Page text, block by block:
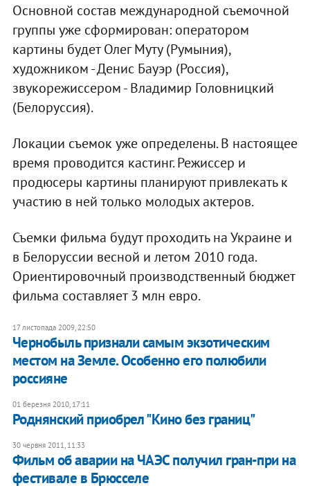
Основной состав международной съемочной
группы уже сформирован: оператором
картины будет Олег Муту (Румыния),
художником - Денис Бауэр (Россия),
звукорежиссером - Владимир Головницкий
(Белоруссия).
Локации съемок уже определены. В настоящее
время проводится каcтинг. Режиссер и
продюсеры картины планируют привлекать к
участию в ней только молодых актеров.
Съемки фильма будут проходить на Украине и
в Белоруссии весной и летом 2010 года.
Ориентировочный производственный бюджет
фильма составляет 3 млн евро.
17 листопада 2009, 22:50
Чернобыль признали самым экзотическим
местом на Земле. Особенно его полюбили
россияне
01 березня 2010, 17:11
Роднянский приобрел "Кино без границ"
30 червня 2011, 11:33
Фильм об аварии на ЧАЭС получил гран-при на
фестивале в Брюсселе